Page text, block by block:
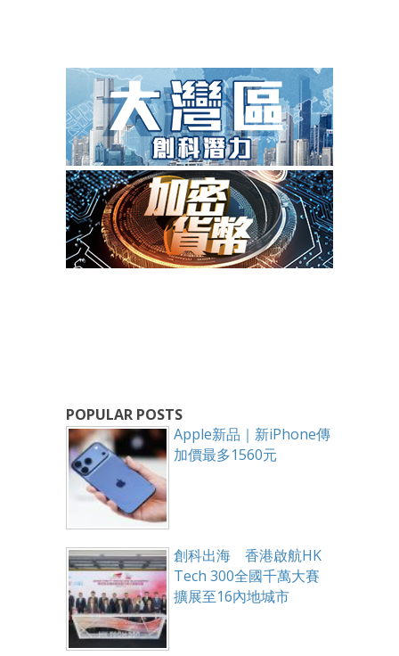
POPULAR POSTS
Apple新品｜新iPhone傳
加價最多1560元
創科出海 香港啟航HK
Tech 300全國千萬大賽
擴展至16內地城市